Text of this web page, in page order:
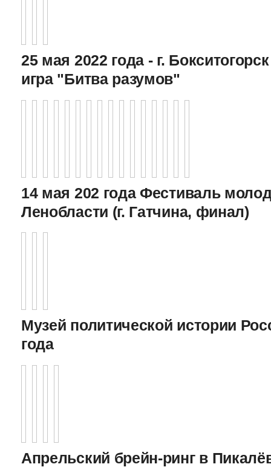
25 мая 2022 года - г.
игра "Битва разумов"
14 мая 202 года Фестиваль
Ленобласти (г. Гатчина, финал)
Музей политической истории
года
Апрельский брейн-ринг в